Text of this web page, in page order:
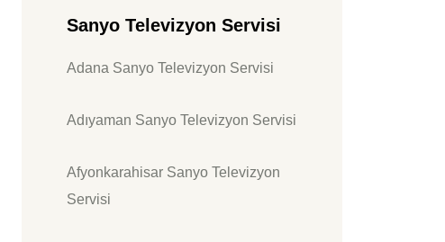
Sanyo Televizyon Servisi
Adana Sanyo Televizyon Servisi
Adıyaman Sanyo Televizyon Servisi
Afyonkarahisar Sanyo Televizyon
Servisi